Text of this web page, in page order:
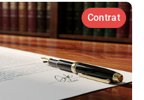
Contrat